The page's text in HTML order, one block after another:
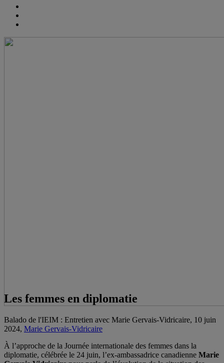
Les femmes en diplomatie
Balado de l'IEIM : Entretien avec Marie Gervais-Vidricaire, 10 juin
2024, Marie Gervais-Vidricaire
À l’approche de la Journée internationale des femmes dans la
diplomatie, célébrée le 24 juin, l’ex-ambassadrice canadienne Marie